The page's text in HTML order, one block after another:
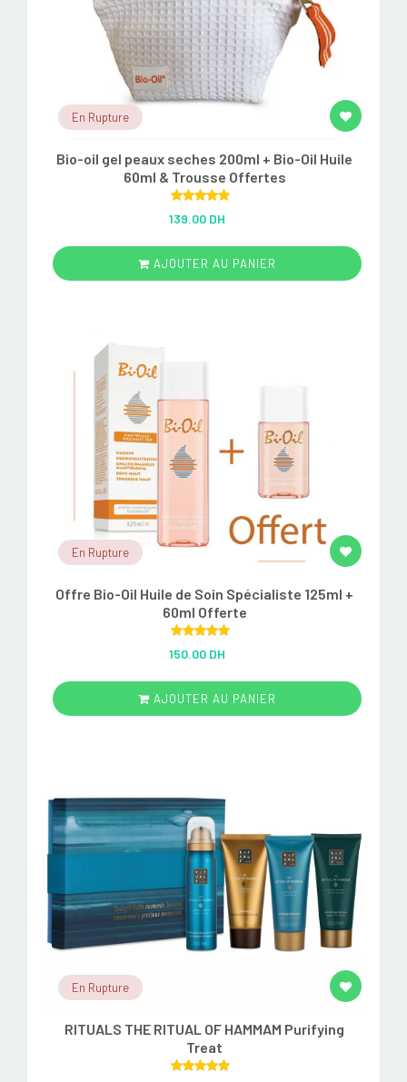
En Rupture
Bio-oil gel peaux seches 200ml + Bio-Oil Huile
60ml & Trousse Offertes
out of 5
139.00 DH
AJOUTER AU PANIER
En Rupture
Offre Bio-Oil Huile de Soin Spécialiste 125ml +
60ml Offerte
out of 5
150.00 DH
AJOUTER AU PANIER
En Rupture
RITUALS THE RITUAL OF HAMMAM Purifying
Treat